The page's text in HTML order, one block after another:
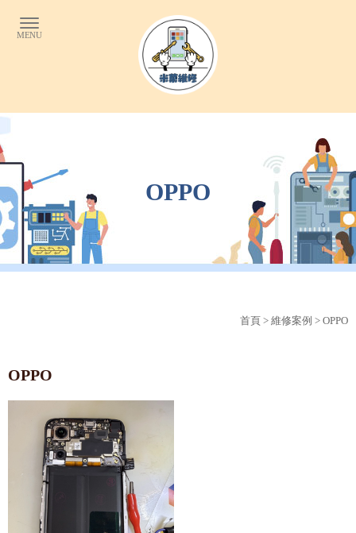
OPPO
首頁 > 維修案例 > OPPO
OPPO